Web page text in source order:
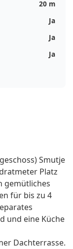
20 m
Ja
Ja
Ja
Smutje
Platz
gemütliches
für bis zu 4
und eine Küche
Dachterrasse.